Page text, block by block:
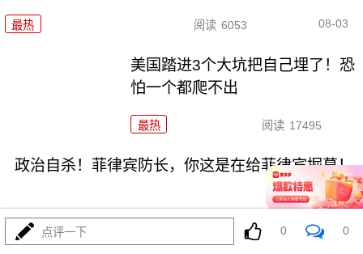
最热 阅读 6053 08-03
美国踏进3个大坑把自己埋了！恐
怕一个都爬不出
最热 阅读 17495
政治自杀！菲律宾防长，你这是在给菲律宾掘墓！
点评一下 0 0